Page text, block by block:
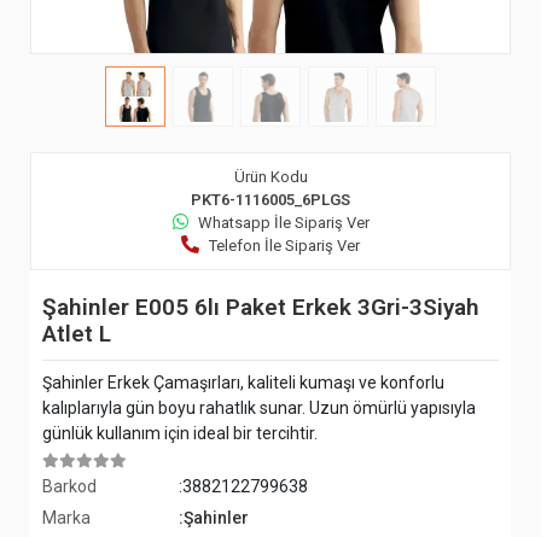
Ürün Kodu
PKT6-1116005_6PLGS
Whatsapp İle Sipariş Ver
Telefon İle Sipariş Ver
Şahinler E005 6lı Paket Erkek 3Gri-3Siyah
Atlet L
Şahinler Erkek Çamaşırları, kaliteli kumaşı ve konforlu
kalıplarıyla gün boyu rahatlık sunar. Uzun ömürlü yapısıyla
günlük kullanım için ideal bir tercihtir.
Barkod
:3882122799638
Marka
:Şahinler